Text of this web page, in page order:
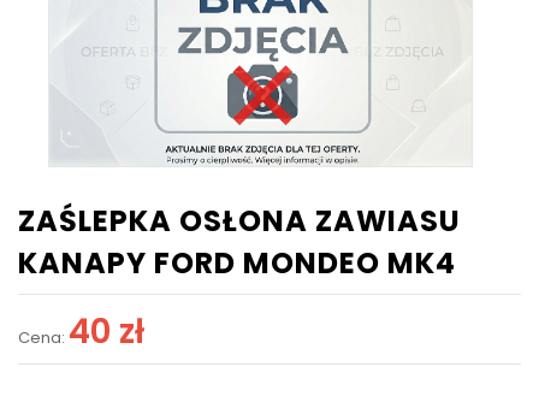
ZAŚLEPKA OSŁONA ZAWIASU
KANAPY FORD MONDEO MK4
Cena: 40 zł